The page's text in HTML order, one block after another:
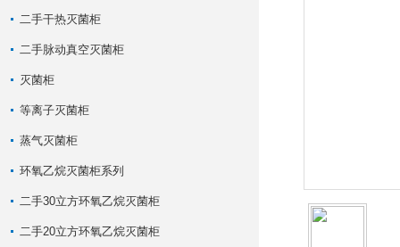
二手干热灭菌柜
二手脉动真空灭菌柜
灭菌柜
等离子灭菌柜
蒸气灭菌柜
环氧乙烷灭菌柜系列
二手30立方环氧乙烷灭菌柜
二手20立方环氧乙烷灭菌柜